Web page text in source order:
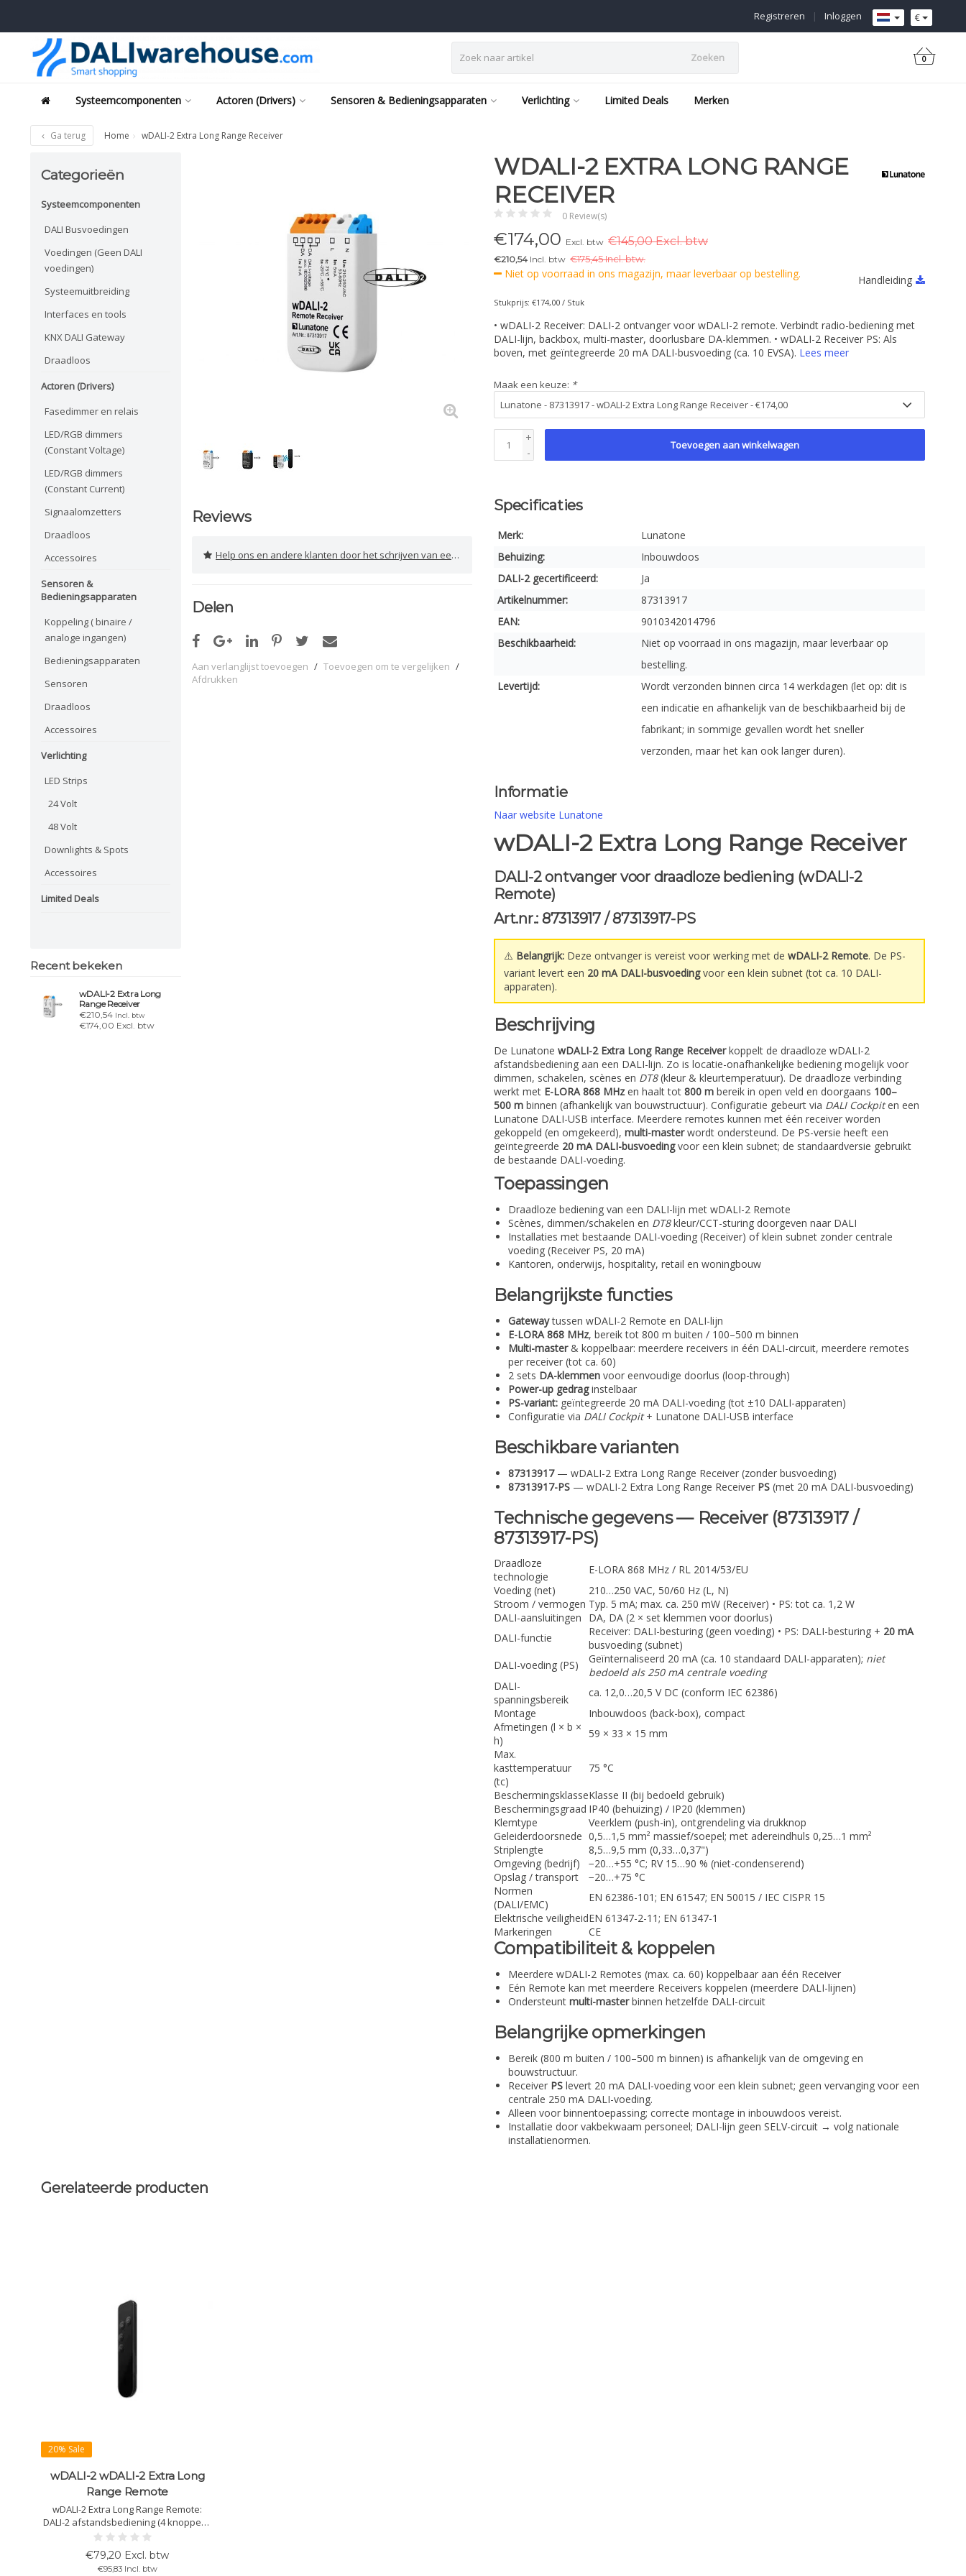
€
Inloggen
|
Registreren
Zoeken 0
Systeemcomponenten Actoren (Drivers) Sensoren & Bedieningsapparaten Verlichting Limited Deals Merken
Ga terug Home wDALI-2 Extra Long Range Receiver
Categorieën
Systeemcomponenten
DALI Busvoedingen
Voedingen (Geen DALI
voedingen)
Systeemuitbreiding
Interfaces en tools
KNX DALI Gateway
Draadloos
Actoren (Drivers)
Fasedimmer en relais
LED/RGB dimmers
(Constant Voltage)
LED/RGB dimmers
(Constant Current)
Signaalomzetters
Draadloos
Accessoires
Sensoren &
Bedieningsapparaten
Koppeling ( binaire /
analoge ingangen)
Bedieningsapparaten
Sensoren
Draadloos
Accessoires
Verlichting
LED Strips
24 Volt
48 Volt
Downlights & Spots
Accessoires
Limited Deals
Recent bekeken
wDALI-2 Extra Long
Range Receiver
€210,54 Incl. btw
€174,00 Excl. btw
Reviews
Help ons en andere klanten door het schrijven van een review
Delen
Aan verlanglijst toevoegen / Toevoegen om te vergelijken /
Afdrukken
WDALI-2 EXTRA LONG RANGE
RECEIVER
0 Review(s)
€174,00 Excl. btw €145,00 Excl. btw
€210,54 Incl. btw €175,45 Incl. btw.
Niet op voorraad in ons magazijn, maar leverbaar op bestelling. Handleiding
Stukprijs: €174,00 / Stuk
• wDALI-2 Receiver: DALI-2 ontvanger voor wDALI-2 remote. Verbindt radio-bediening met
DALI-lijn, backbox, multi-master, doorlusbare DA-klemmen. • wDALI-2 Receiver PS: Als
boven, met geïntegreerde 20 mA DALI-busvoeding (ca. 10 EVSA). Lees meer
Maak een keuze: *
+
-
Toevoegen aan winkelwagen
Specificaties
Merk:
Lunatone
Behuizing:
Inbouwdoos
DALI-2 gecertificeerd:
Ja
Artikelnummer:
87313917
EAN:
9010342014796
Beschikbaarheid:
Niet op voorraad in ons magazijn, maar leverbaar op
bestelling.
Levertijd:
Wordt verzonden binnen circa 14 werkdagen (let op: dit is
een indicatie en afhankelijk van de beschikbaarheid bij de
fabrikant; in sommige gevallen wordt het sneller
verzonden, maar het kan ook langer duren).
Informatie
Naar website Lunatone
wDALI-2 Extra Long Range Receiver
DALI-2 ontvanger voor draadloze bediening (wDALI-2
Remote)
Art.nr.: 87313917 / 87313917-PS
⚠️ Belangrijk: Deze ontvanger is vereist voor werking met de wDALI-2 Remote. De PS-
variant levert een 20 mA DALI-busvoedingvoor een klein subnet (tot ca. 10 DALI-
apparaten).
Beschrijving
De Lunatone wDALI-2 Extra Long Range Receiverkoppelt de draadloze wDALI-2
afstandsbediening aan een DALI-lijn. Zo is locatie-onafhankelijke bediening mogelijk voor
dimmen, schakelen, scènes en DT8(kleur & kleurtemperatuur). De draadloze verbinding
werkt met E-LORA 868 MHzen haalt tot 800 m bereik in open veld en doorgaans 100–
500 m binnen (afhankelijk van bouwstructuur). Configuratie gebeurt via DALI Cockpiten een
Lunatone DALI-USB interface. Meerdere remotes kunnen met één receiver worden
gekoppeld (en omgekeerd), multi-masterwordt ondersteund. De PS-versie heeft een
geïntegreerde 20 mA DALI-busvoedingvoor een klein subnet; de standaardversie gebruikt
de bestaande DALI-voeding.
Toepassingen
Draadloze bediening van een DALI-lijn met wDALI-2 Remote
Scènes, dimmen/schakelen en DT8kleur/CCT-sturing doorgeven naar DALI
Installaties met bestaande DALI-voeding (Receiver) of klein subnet zonder centrale
voeding (Receiver PS, 20 mA)
Kantoren, onderwijs, hospitality, retail en woningbouw
Belangrijkste functies
Gatewaytussen wDALI-2 Remote en DALI-lijn
E-LORA 868 MHz, bereik tot 800 m buiten / 100–500 m binnen
Multi-master& koppelbaar: meerdere receivers in één DALI-circuit, meerdere remotes
per receiver (tot ca. 60)
2 sets DA-klemmen voor eenvoudige doorlus (loop-through)
Power-up gedraginstelbaar
PS-variant: geïntegreerde 20 mA DALI-voeding (tot ±10 DALI-apparaten)
Configuratie via DALI Cockpit+ Lunatone DALI-USB interface
Beschikbare varianten
87313917— wDALI-2 Extra Long Range Receiver (zonder busvoeding)
87313917-PS — wDALI-2 Extra Long Range Receiver PS (met 20 mA DALI-busvoeding)
Technische gegevens — Receiver (87313917 /
87313917-PS)
Draadloze
technologie
E-LORA 868 MHz / RL 2014/53/EU
Voeding (net)
210…250 VAC, 50/60 Hz (L, N)
Stroom / vermogen Typ. 5 mA; max. ca. 250 mW (Receiver) • PS: tot ca. 1,2 W
DALI-aansluitingen
DA, DA (2 × set klemmen voor doorlus)
DALI-functie
Receiver: DALI-besturing (geen voeding) • PS: DALI-besturing + 20 mA
busvoeding (subnet)
DALI-voeding (PS)
Geïnternaliseerd 20 mA (ca. 10 standaard DALI-apparaten); niet
bedoeld als 250 mA centrale voeding
DALI-
spanningsbereik
ca. 12,0…20,5 V DC (conform IEC 62386)
Montage
Inbouwdoos (back-box), compact
Afmetingen (l × b ×
h)
59 × 33 × 15 mm
Max.
kasttemperatuur
(tc)
75 °C
BeschermingsklasseKlasse II (bij bedoeld gebruik)
Beschermingsgraad IP40 (behuizing) / IP20 (klemmen)
Klemtype
Veerklem (push-in), ontgrendeling via drukknop
Geleiderdoorsnede 0,5…1,5 mm² massief/soepel; met adereindhuls 0,25…1 mm²
Striplengte
8,5…9,5 mm (0,33…0,37")
Omgeving (bedrijf)
−20…+55 °C; RV 15…90 % (niet-condenserend)
Opslag / transport
−20…+75 °C
Normen
(DALI/EMC)
EN 62386-101; EN 61547; EN 50015 / IEC CISPR 15
Elektrische veiligheidEN 61347-2-11; EN 61347-1
Markeringen
CE
Compatibiliteit & koppelen
Meerdere wDALI-2 Remotes (max. ca. 60) koppelbaar aan één Receiver
Eén Remote kan met meerdere Receivers koppelen (meerdere DALI-lijnen)
Ondersteunt multi-masterbinnen hetzelfde DALI-circuit
Belangrijke opmerkingen
Bereik (800 m buiten / 100–500 m binnen) is afhankelijk van de omgeving en
bouwstructuur.
Receiver PS levert 20 mA DALI-voeding voor een klein subnet; geen vervanging voor een
centrale 250 mA DALI-voeding.
Alleen voor binnentoepassing; correcte montage in inbouwdoos vereist.
Installatie door vakbekwaam personeel; DALI-lijn geen SELV-circuit → volg nationale
installatienormen.
Gerelateerde producten
20% Sale
wDALI-2 wDALI-2 Extra Long
Range Remote
wDALI-2 Extra Long Range Remote:
DALI-2 afstandsbediening (4 knoppen),
bereik tot 800 m buiten / 100–500 m
binnen. Dimmen, schakelen, scènes en
DT8, instelbaar per knop via DALI
€79,20 Excl. btw
€95,83 Incl. btw